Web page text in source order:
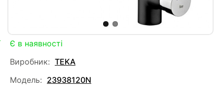
Є в наявності
Виробник: TEKA
Модель: 23938120N